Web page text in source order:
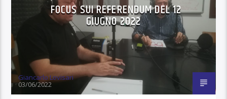
FOCUS SUI REFERENDUM DEL 12
GIUGNO 2022
Giancarlo Lovisari
03/06/2022